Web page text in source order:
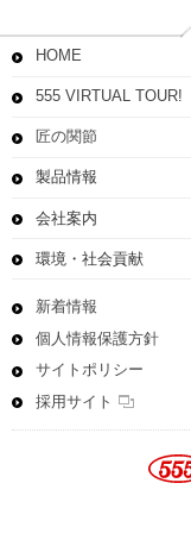
HOME
555 VIRTUAL TOUR!
匠の関節
製品情報
会社案内
環境・社会貢献
新着情報
個人情報保護方針
サイトポリシー
採用サイト